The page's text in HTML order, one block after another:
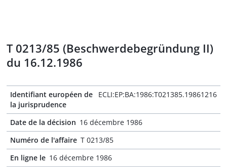
T 0213/85 (Beschwerdebegründung II)
du 16.12.1986
Identifiant européen de
la jurisprudence
ECLI:EP:BA:1986:T021385.19861216
Date de la décision 16 décembre 1986
Numéro de l'affaire T 0213/85
En ligne le 16 décembre 1986